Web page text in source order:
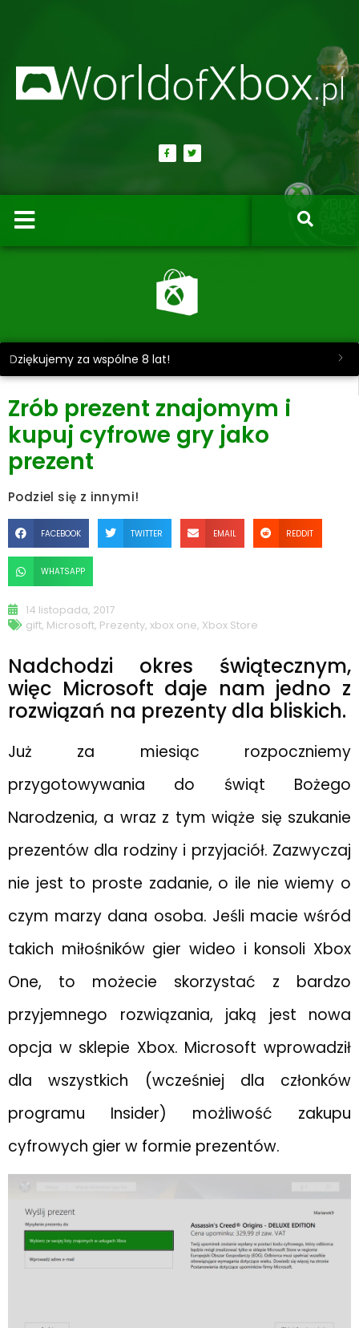
Dziękujemy za wspólne 8 lat!
Zrób prezent znajomym i
kupuj cyfrowe gry jako
prezent
Podziel się z innymi!
FACEBOOK TWITTER EMAIL REDDIT
WHATSAPP
14 listopada, 2017
gift, Microsoft, Prezenty, xbox one, Xbox Store
Nadchodzi okres świątecznym,
więc Microsoft daje nam jedno z
rozwiązań na prezenty dla bliskich.
Już za miesiąc rozpoczniemy
przygotowywania do świąt Bożego
Narodzenia, a wraz z tym wiąże się szukanie
prezentów dla rodziny i przyjaciół. Zazwyczaj
nie jest to proste zadanie, o ile nie wiemy o
czym marzy dana osoba. Jeśli macie wśród
takich miłośników gier wideo i konsoli Xbox
One, to możecie skorzystać z bardzo
przyjemnego rozwiązania, jaką jest nowa
opcja w sklepie Xbox. Microsoft wprowadził
dla wszystkich (wcześniej dla członków
programu Insider) możliwość zakupu
cyfrowych gier w formie prezentów.